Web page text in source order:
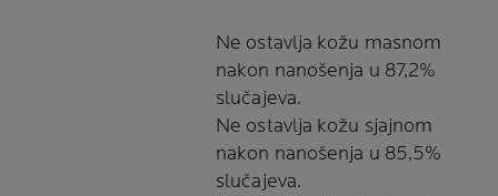
Ne ostavlja kožu masnom
nakon nanošenja u 87,2%
slučajeva.
Ne ostavlja kožu sjajnom
nakon nanošenja u 85,5%
slučajeva.